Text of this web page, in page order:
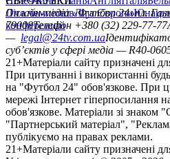
Ліга чемпіонівЛіга Європи
конференцій
Онлайн-медіа «Футбол 24»пл.
79008Телефон +380 (32) 229-77-77
— legal@24tv.com.ua
суб’єктів у сфері медіа — R40-
21+Матеріали сайту призначені
При цитуванні і використанні
на "Футбол 24" обов'язкове. При
мережі Інтернет гіперпосилання
обов'язкове. Матеріали зі знаком
"Партнерський матеріал",
публікуємо на правах реклами.
21+Матеріали сайту призначені